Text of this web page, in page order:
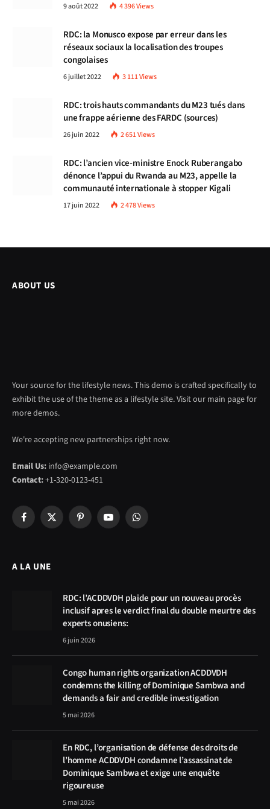
9 août 2022 4 396Views
RDC: la Monusco expose par erreur dans les
réseaux sociaux la localisation des troupes
congolaises
6 juillet 2022 3 111Views
RDC: trois hauts commandants du M23 tués dans
une frappe aérienne des FARDC (sources)
26 juin 2022 2 651Views
RDC: l’ancien vice-ministre Enock Ruberangabo
dénonce l’appui du Rwanda au M23, appelle la
communauté internationale à stopper Kigali
17 juin 2022 2 478Views
ABOUT US
Your source for the lifestyle news. This demo is crafted specifically to
exhibit the use of the theme as a lifestyle site. Visit our main page for
more demos.
We're accepting new partnerships right now.
Email Us: info@example.com
Contact:+1-320-0123-451
Facebook
X
PinterestYouTubeWhatsApp
A LA UNE
RDC: l’ACDDVDH plaide pour un nouveau procès
inclusif apres le verdict final du double meurtre des
experts onusiens:
6 juin 2026
Congo human rights organization ACDDVDH
condemns the killing of Dominique Sambwa and
demands a fair and credible investigation
5 mai 2026
En RDC, l’organisation de défense des droits de
l’homme ACDDVDH condamne l’assassinat de
Dominique Sambwa et exige une enquête
rigoureuse
5 mai 2026